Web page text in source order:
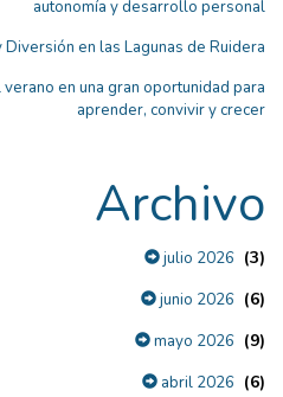
autonomía y desarrollo personal
en las Lagunas de Ruidera
en una gran oportunidad para
aprender, convivir y crecer
Archivo
julio 2026 (3)
junio 2026 (6)
mayo 2026 (9)
abril 2026 (6)